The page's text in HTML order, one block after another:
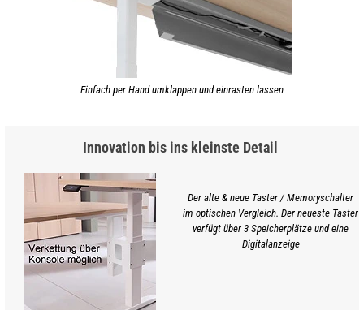
Einfach per Hand umklappen und einrasten lassen
Innovation bis ins kleinste Detail
Der alte & neue Taster / Memoryschalter
im optischen Vergleich. Der neueste Taster
verfügt über 3 Speicherplätze und eine
Digitalanzeige